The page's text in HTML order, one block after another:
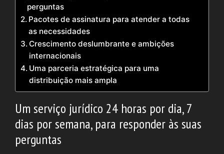
perguntas
Pacotes de assinatura para atender a todas
as necessidades
Crescimento deslumbrante e ambições
internacionais
Uma parceria estratégica para uma
distribuição mais ampla
Um serviço jurídico 24 horas por dia, 7
dias por semana, para responder às suas
perguntas